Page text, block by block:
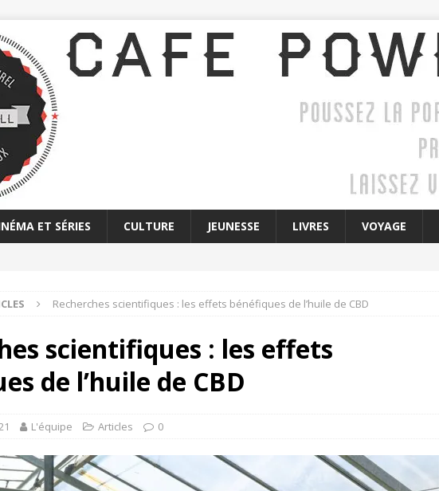
ET SÉRIES CULTURE JEUNESSE LIVRES VOYAGE
Recherches scientifiques : les effets bénéfiques de l’huile de CBD
scientifiques : les effets
de l’huile de CBD
L'équipe Articles 0